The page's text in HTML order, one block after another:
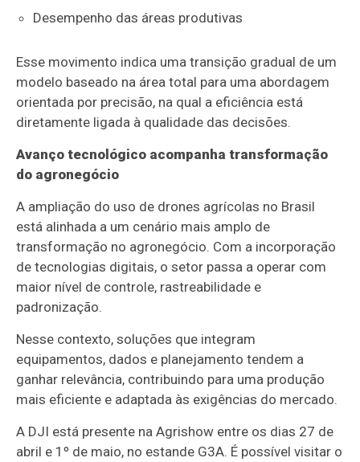
Desempenho das áreas produtivas
Esse movimento indica uma transição gradual de um
modelo baseado na área total para uma abordagem
orientada por precisão, na qual a eficiência está
diretamente ligada à qualidade das decisões.
Avanço tecnológico acompanha transformação
do agronegócio
A ampliação do uso de drones agrícolas no Brasil
está alinhada a um cenário mais amplo de
transformação no agronegócio. Com a incorporação
de tecnologias digitais, o setor passa a operar com
maior nível de controle, rastreabilidade e
padronização.
Nesse contexto, soluções que integram
equipamentos, dados e planejamento tendem a
ganhar relevância, contribuindo para uma produção
mais eficiente e adaptada às exigências do mercado.
A DJI está presente na Agrishow entre os dias 27 de
abril e 1º de maio, no estande G3A. É possível visitar o